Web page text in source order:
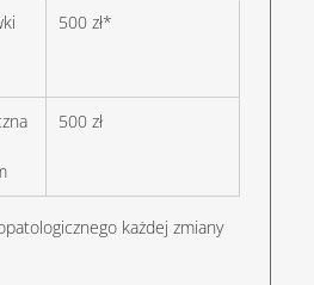
500 zł*
500 zł
każdej zmiany